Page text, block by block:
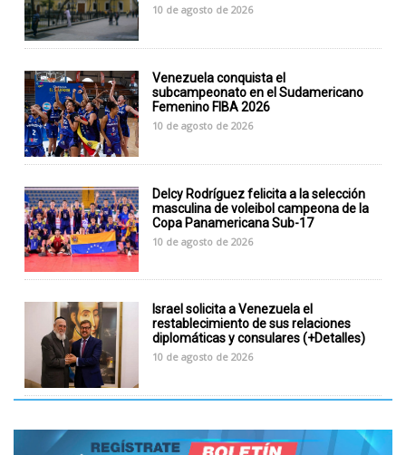
10 de agosto de 2026
Venezuela conquista el
subcampeonato en el Sudamericano
Femenino FIBA 2026
10 de agosto de 2026
Delcy Rodríguez felicita a la selección
masculina de voleibol campeona de la
Copa Panamericana Sub-17
10 de agosto de 2026
Israel solicita a Venezuela el
restablecimiento de sus relaciones
diplomáticas y consulares (+Detalles)
10 de agosto de 2026